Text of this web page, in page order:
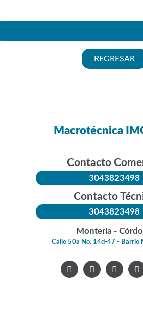
REGRESAR
Macrotécnica
Contacto
3043823498
Contacto
3043823498
Montería -
Calle 50a No. 14d-47 - Barrio